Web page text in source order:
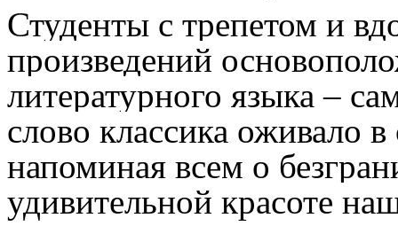
Студенты с трепетом и
произведений
литературного языка –
слово классика оживало в
напоминая всем о
удивительной красоте